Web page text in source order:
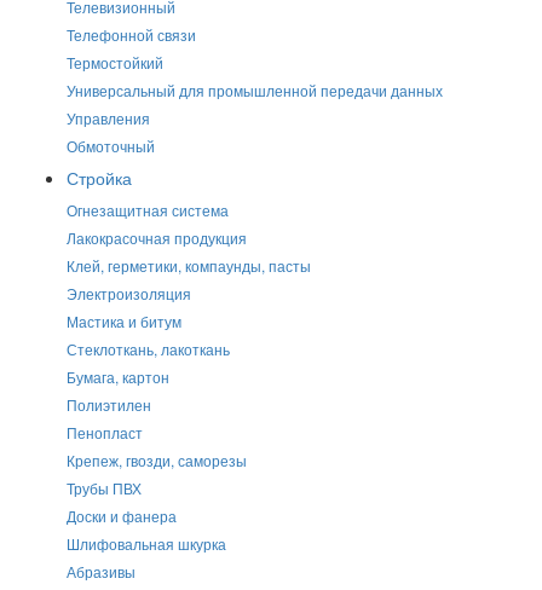
Телевизионный
Телефонной связи
Термостойкий
Универсальный для промышленной передачи данных
Управления
Обмоточный
Стройка
Огнезащитная система
Лакокрасочная продукция
Клей, герметики, компаунды, пасты
Электроизоляция
Мастика и битум
Стеклоткань, лакоткань
Бумага, картон
Полиэтилен
Пенопласт
Крепеж, гвозди, саморезы
Трубы ПВХ
Доски и фанера
Шлифовальная шкурка
Абразивы